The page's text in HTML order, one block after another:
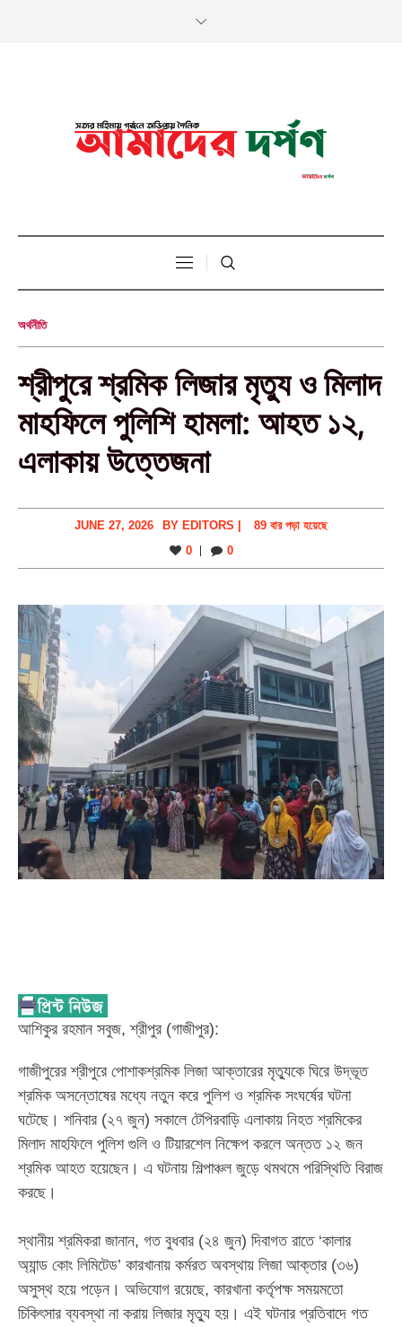
অর্থনীতি
শ্রীপুরে শ্রমিক লিজার মৃত্যু ও মিলাদ
মাহফিলে পুলিশি হামলা: আহত ১২,
এলাকায় উত্তেজনা
JUNE 27, 2026 BY EDITORS |
89 বার পড়া হয়েছে
0
0
আশিকুর রহমান সবুজ, শ্রীপুর (গাজীপুর):
গাজীপুরের শ্রীপুরে পোশাকশ্রমিক লিজা আক্তারের মৃত্যুকে ঘিরে উদ্ভূত
শ্রমিক অসন্তোষের মধ্যে নতুন করে পুলিশ ও শ্রমিক সংঘর্ষের ঘটনা
ঘটেছে। শনিবার (২৭ জুন) সকালে টেপিরবাড়ি এলাকায় নিহত শ্রমিকের
মিলাদ মাহফিলে পুলিশ গুলি ও টিয়ারশেল নিক্ষেপ করলে অন্তত ১২ জন
শ্রমিক আহত হয়েছেন। এ ঘটনায় শিল্পাঞ্চল জুড়ে থমথমে পরিস্থিতি বিরাজ
করছে।
‎স্থানীয় শ্রমিকরা জানান, গত বুধবার (২৪ জুন) দিবাগত রাতে ‘কালার
অ্যান্ড কোং লিমিটেড’ কারখানায় কর্মরত অবস্থায় লিজা আক্তার (৩৬)
অসুস্থ হয়ে পড়েন। অভিযোগ রয়েছে, কারখানা কর্তৃপক্ষ সময়মতো
চিকিৎসার ব্যবস্থা না করায় লিজার মৃত্যু হয়। এই ঘটনার প্রতিবাদে গত